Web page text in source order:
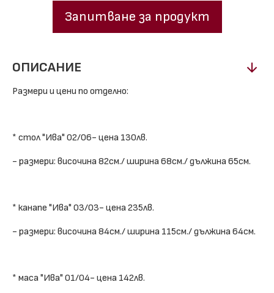
Запитване за продукт
ОПИСАНИЕ
Размери и цени по отделно:
* стол "Ива" 02/06- цена 130лв.
- размери: височина 82см./ ширина 68см./ дължина 65см.
* канапе "Ива" 03/03- цена 235лв.
- размери: височина 84см./ ширина 115см./ дължина 64см.
* маса "Ива" 01/04- цена 142лв.